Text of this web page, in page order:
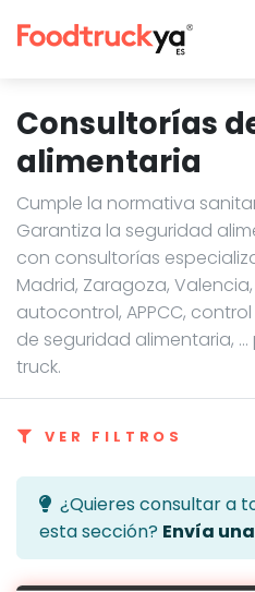
Consultorías
alimentaria
Cumple la normativa
Garantiza la seguridad
con consultorías
Madrid, Zaragoza,
autocontrol, APPCC,
de seguridad alimentaria,
truck.
VER FILTROS
¿Quieres consultar a
esta sección? Envía